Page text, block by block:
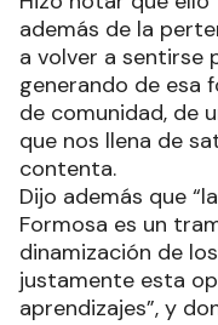
además de la
a volver a sentirse
generando de esa
de comunidad, de
que nos llena de
contenta.
Dijo además que
Formosa es un
dinamización de
justamente esta
aprendizajes”, y